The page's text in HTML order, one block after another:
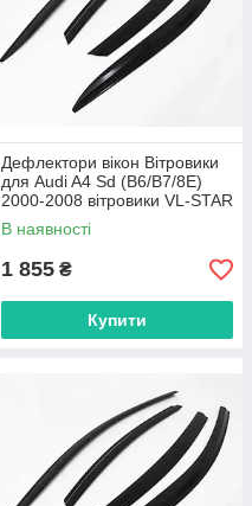
Дефлектори вікон Вітровики
для Audi A4 Sd (B6/B7/8E)
2000-2008 вітровики VL-STAR
Тайвань
В наявності
1 855 ₴
Купити